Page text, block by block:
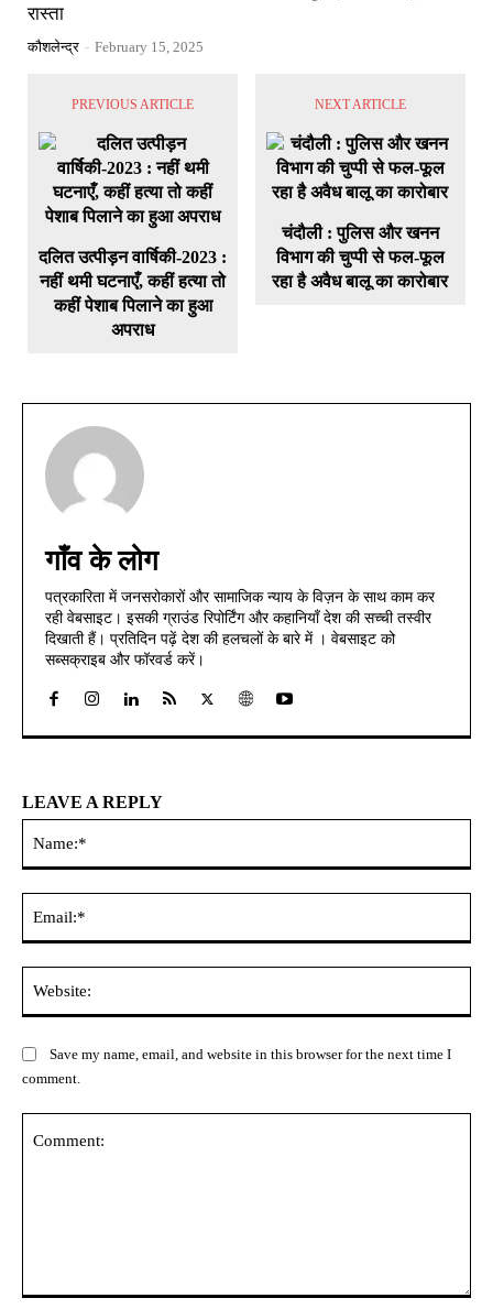
रास्ता
कौशलेन्द्र - February 15, 2025
PREVIOUS ARTICLE
दलित उत्पीड़न वार्षिकी-2023 :
नहीं थमी घटनाएँ, कहीं हत्या तो
कहीं पेशाब पिलाने का हुआ
अपराध
NEXT ARTICLE
चंदौली : पुलिस और खनन
विभाग की चुप्पी से फल-फूल
रहा है अवैध बालू का कारोबार
गाँव के लोग
पत्रकारिता में जनसरोकारों और सामाजिक न्याय के विज़न के साथ काम कर
रही वेबसाइट। इसकी ग्राउंड रिपोर्टिंग और कहानियाँ देश की सच्ची तस्वीर
दिखाती हैं। प्रतिदिन पढ़ें देश की हलचलों के बारे में । वेबसाइट को
सब्सक्राइब और फॉरवर्ड करें।
LEAVE A REPLY
Save my name, email, and website in this browser for the next time I
comment.